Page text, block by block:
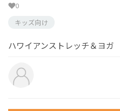
0
キッズ向け
ハワイアンストレッチ＆ヨガ